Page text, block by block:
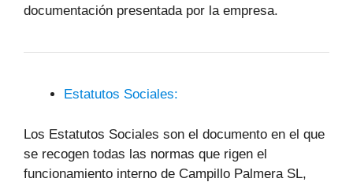
documentación presentada por la empresa.
Estatutos Sociales:
Los Estatutos Sociales son el documento en el que
se recogen todas las normas que rigen el
funcionamiento interno de Campillo Palmera SL,